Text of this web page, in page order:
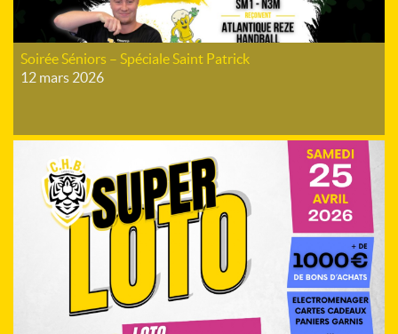
Soirée Séniors – Spéciale Saint Patrick
12 mars 2026